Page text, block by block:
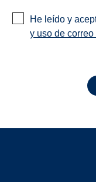
He leído y
y uso de